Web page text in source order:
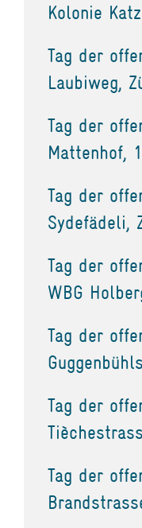
Kolonie
Tag der
Laubiweg,
Tag der
Mattenhof,
Tag der
Sydefädeli,
Tag der
WBG
Tag der
Tag der
Tag der